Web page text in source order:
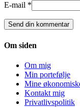
E-mail *
Om siden
Om mig
Min portefølje
Mine
Kontakt mig
Privatlivspolitik